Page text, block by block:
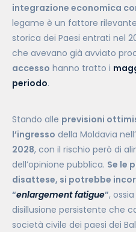
integrazione economica
legame è un fattore
storica dei Paesi entrati nel
che avevano già avviato
accesso hanno tratto i
periodo.
Stando alle previsioni
l’ingresso della Moldavia
2028, con il rischio però di
dell’opinione pubblica. Se le
disattese, si potrebbe
“enlargement fatigue”,
disillusione persistente che
società civile dei paesi dei